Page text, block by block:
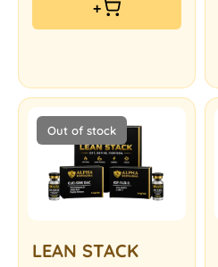
+
Out of stock
LEAN STACK